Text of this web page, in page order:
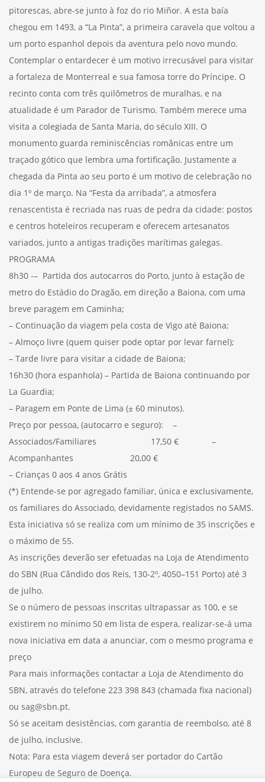
pitorescas, abre-se junto à foz do rio Miñor. A esta baía
chegou em 1493, a “La Pinta”, a primeira caravela que voltou a
um porto espanhol depois da aventura pelo novo mundo.
Contemplar o entardecer é um motivo irrecusável para visitar
a fortaleza de Monterreal e sua famosa torre do Príncipe. O
recinto conta com três quilômetros de muralhas, e na
atualidade é um Parador de Turismo. Também merece uma
visita a colegiada de Santa Maria, do século XIII. O
monumento guarda reminiscências românicas entre um
traçado gótico que lembra uma fortificação. Justamente a
chegada da Pinta ao seu porto é um motivo de celebração no
dia 1º de março. Na “Festa da arribada”, a atmosfera
renascentista é recriada nas ruas de pedra da cidade: postos
e centros hoteleiros recuperam e oferecem artesanatos
variados, junto a antigas tradições marítimas galegas.
PROGRAMA
8h30 -– Partida dos autocarros do Porto, junto à estação de
metro do Estádio do Dragão, em direção a Baiona, com uma
breve paragem em Caminha;
– Continuação da viagem pela costa de Vigo até Baiona;
– Almoço livre (quem quiser pode optar por levar farnel);
– Tarde livre para visitar a cidade de Baiona;
16h30 (hora espanhola) – Partida de Baiona continuando por
La Guardia;
– Paragem em Ponte de Lima (± 60 minutos).
Preço por pessoa, (autocarro e seguro): –
Associados/Familiares 17,50 € –
Acompanhantes 20,00 €
– Crianças 0 aos 4 anos Grátis
(*) Entende-se por agregado familiar, única e exclusivamente,
os familiares do Associado, devidamente registados no SAMS.
Esta iniciativa só se realiza com um mínimo de 35 inscrições e
o máximo de 55.
As inscrições deverão ser efetuadas na Loja de Atendimento
do SBN (Rua Cândido dos Reis, 130-2º, 4050–151 Porto) até 3
de julho.
Se o número de pessoas inscritas ultrapassar as 100, e se
existirem no mínimo 50 em lista de espera, realizar-se-á uma
nova iniciativa em data a anunciar, com o mesmo programa e
preço
Para mais informações contactar a Loja de Atendimento do
SBN, através do telefone 223 398 843 (chamada fixa nacional)
ou sag@sbn.pt.
Só se aceitam desistências, com garantia de reembolso, até 8
de julho, inclusive.
Nota: Para esta viagem deverá ser portador do Cartão
Europeu de Seguro de Doença.